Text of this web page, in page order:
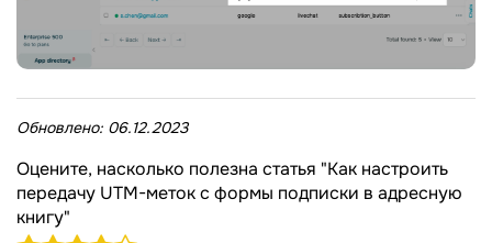
Обновлено: 06.12.2023
Оцените, насколько полезна статья "Как настроить
передачу UTM-меток с формы подписки в адресную
книгу"